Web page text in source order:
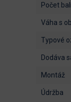
počet
váha s
typové
dodáva
montáž
údržba